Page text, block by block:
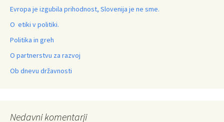
Evropa je izgubila prihodnost, Slovenija je ne sme.
O etiki v politiki.
Politika in greh
O partnerstvu za razvoj
Ob dnevu državnosti
Nedavni komentarji